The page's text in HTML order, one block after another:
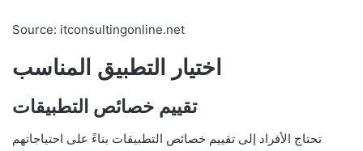
Source: itconsultingonline.net
اختيار التطبيق المناسب
تقييم خصائص التطبيقات
تحتاج الأفراد إلى تقييم خصائص التطبيقات بناءً على احتياجاتهم